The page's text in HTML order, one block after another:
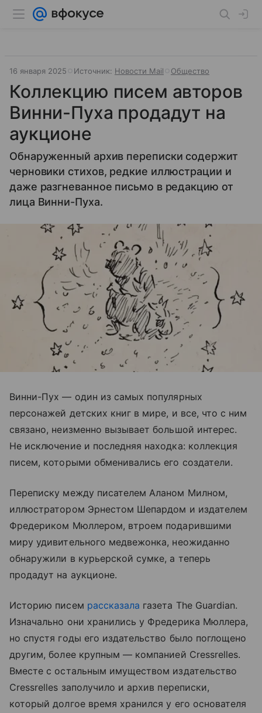
16 января 2025 Источник: Новости Mail Общество
Коллекцию писем авторов
Винни-Пуха продадут на
аукционе
Обнаруженный архив переписки содержит
черновики стихов, редкие иллюстрации и
даже разгневанное письмо в редакцию от
лица Винни-Пуха.
Винни-Пух — один из самых популярных
персонажей детских книг в мире, и все, что с ним
связано, неизменно вызывает большой интерес.
Не исключение и последняя находка: коллекция
писем, которыми обменивались его создатели.
Переписку между писателем Аланом Милном,
иллюстратором Эрнестом Шепардом и издателем
Фредериком Мюллером, втроем подарившими
миру удивительного медвежонка, неожиданно
обнаружили в курьерской сумке, а теперь
продадут на аукционе.
Историю писем рассказала газета The Guardian.
Изначально они хранились у Фредерика Мюллера,
но спустя годы его издательство было поглощено
другим, более крупным — компанией Cressrelles.
Вместе с остальным имуществом издательство
Cressrelles заполучило и архив переписки,
который долгое время хранился у его основателя